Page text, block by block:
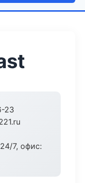
23
7, офис: